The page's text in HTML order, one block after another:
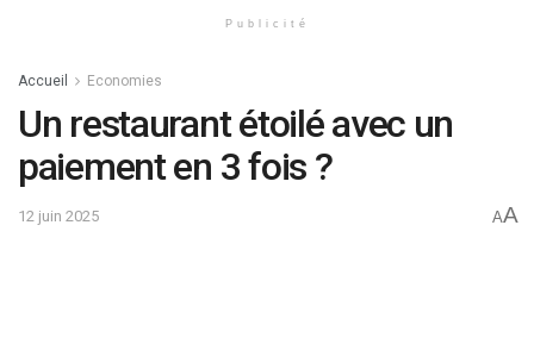
Publicité
Accueil Economies
Un restaurant étoilé avec un
paiement en 3 fois ?
12 juin 2025 AA